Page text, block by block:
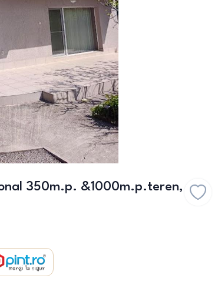
350m.p. &1000m.p.teren,